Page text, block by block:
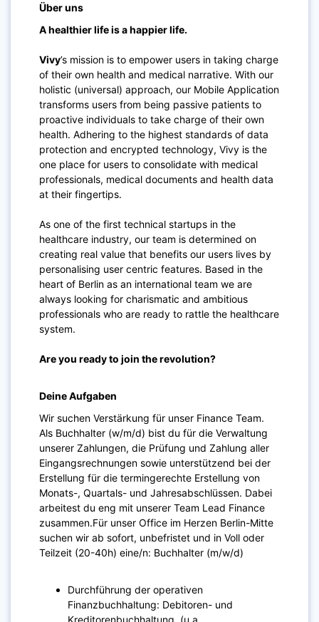
Über uns
A healthier life is a happier life.
Vivy’s mission is to empower users in taking charge
of their own health and medical narrative. With our
holistic (universal) approach, our Mobile Application
transforms users from being passive patients to
proactive individuals to take charge of their own
health. Adhering to the highest standards of data
protection and encrypted technology, Vivy is the
one place for users to consolidate with medical
professionals, medical documents and health data
at their fingertips.
As one of the first technical startups in the
healthcare industry, our team is determined on
creating real value that benefits our users lives by
personalising user centric features. Based in the
heart of Berlin as an international team we are
always looking for charismatic and ambitious
professionals who are ready to rattle the healthcare
system.
Are you ready to join the revolution?
Deine Aufgaben
Wir suchen Verstärkung für unser Finance Team.
Als Buchhalter (w/m/d) bist du für die Verwaltung
unserer Zahlungen, die Prüfung und Zahlung aller
Eingangsrechnungen sowie unterstützend bei der
Erstellung für die termingerechte Erstellung von
Monats-, Quartals- und Jahresabschlüssen. Dabei
arbeitest du eng mit unserer Team Lead Finance
zusammen.Für unser Office im Herzen Berlin-Mitte
suchen wir ab sofort, unbefristet und in ​Voll oder
Teilzeit (20-40h) eine/n: Buchhalter (m/w/d)
Durchführung der operativen
Finanzbuchhaltung: Debitoren- und
Kreditorenbuchhaltung (u.a.